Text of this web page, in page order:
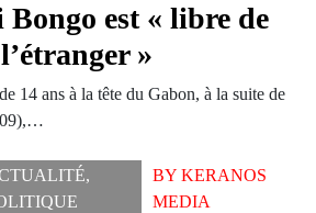
est « libre de
»
14 ans à la tête du Gabon, à la suite de
,
BY KERANOS
MEDIA